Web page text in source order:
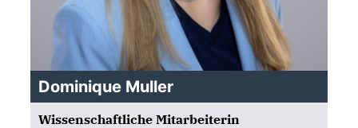
Dominique Muller
Wissenschaftliche Mitarbeiterin